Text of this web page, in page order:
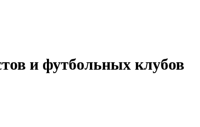
и футбольных клубов